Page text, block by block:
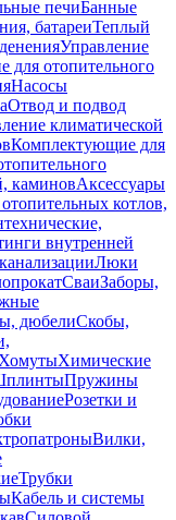
печиБанные
батареиТеплый
Управление
для отопительного
Насосы
Отвод и подвод
климатической
Комплектующие для
каминовАксессуары
котлов,
внутренней
Люки
СваиЗаборы,
дюбелиСкобы,
ХомутыХимические
Пружины
Розетки и
Вилки,
Трубки
Кабель и системы